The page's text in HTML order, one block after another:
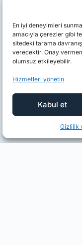
En iyi deneyimleri
amacıyla çerezler gibi
sitedeki tarama
verecektir. Onay
olumsuz etkileyebilir.
Hizmetleri yönetin
Kabul et
Gizlilik